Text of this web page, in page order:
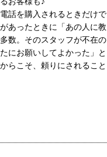
話を購入されるときだけで
あったときに「あの人に教
数。そのスタッフが不在の
にお願いしてよかった」と
らこそ、頼りにされること